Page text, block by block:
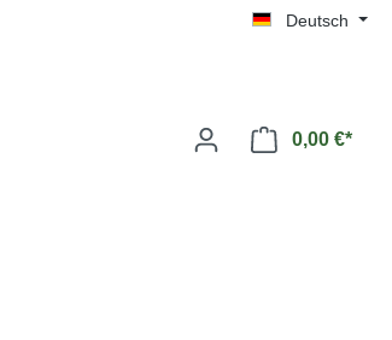
Deutsch
0,00 €*